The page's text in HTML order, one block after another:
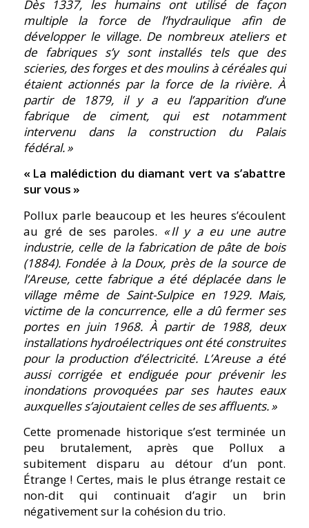
Dès 1337, les humains ont utilisé de façon
multiple la force de l’hydraulique afin de
développer le village. De nombreux ateliers et
de fabriques s’y sont installés tels que des
scieries, des forges et des moulins à céréales qui
étaient actionnés par la force de la rivière. À
partir de 1879, il y a eu l’apparition d’une
fabrique de ciment, qui est notamment
intervenu dans la construction du Palais
fédéral. »
« La malédiction du diamant vert va s’abattre
sur vous »
Pollux parle beaucoup et les heures s’écoulent
au gré de ses paroles. « Il y a eu une autre
industrie, celle de la fabrication de pâte de bois
(1884). Fondée à la Doux, près de la source de
l’Areuse, cette fabrique a été déplacée dans le
village même de Saint-Sulpice en 1929. Mais,
victime de la concurrence, elle a dû fermer ses
portes en juin 1968. À partir de 1988, deux
installations hydroélectriques ont été construites
pour la production d’électricité. L’Areuse a été
aussi corrigée et endiguée pour prévenir les
inondations provoquées par ses hautes eaux
auxquelles s’ajoutaient celles de ses affluents. »
Cette promenade historique s’est terminée un
peu brutalement, après que Pollux a
subitement disparu au détour d’un pont.
Étrange ! Certes, mais le plus étrange restait ce
non-dit qui continuait d’agir un brin
négativement sur la cohésion du trio.